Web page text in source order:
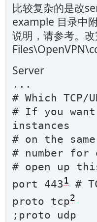
比较复杂的是改
example 目录中
说明，请参考。
Server
...
# Which TCP/
# If you want
instances
# on the
# number for
# open up
port 443 1
#
proto tcp2
;proto udp